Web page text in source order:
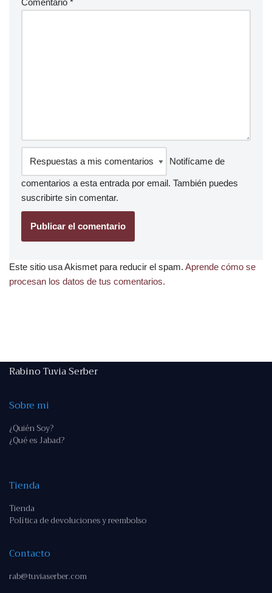
Comentario *
Notifícame de
comentarios a esta entrada por email. También puedes
suscribirte sin comentar.
Este sitio usa Akismet para reducir el spam. Aprende cómo se
procesan los datos de tus comentarios.
Rabino Tuvia Serber
Sobre mi
¿Quién Soy?
¿Qué es Jabad?
Tienda
Tienda
Política de devoluciones y reembolso
Contacto
rab@tuviaserber.com